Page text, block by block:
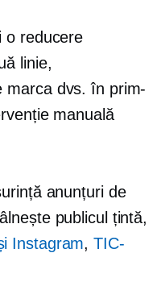
o reducere
linie,
marca dvs. în prim-
manuală
anunțuri de
publicul țintă,
Instagram,TIC-